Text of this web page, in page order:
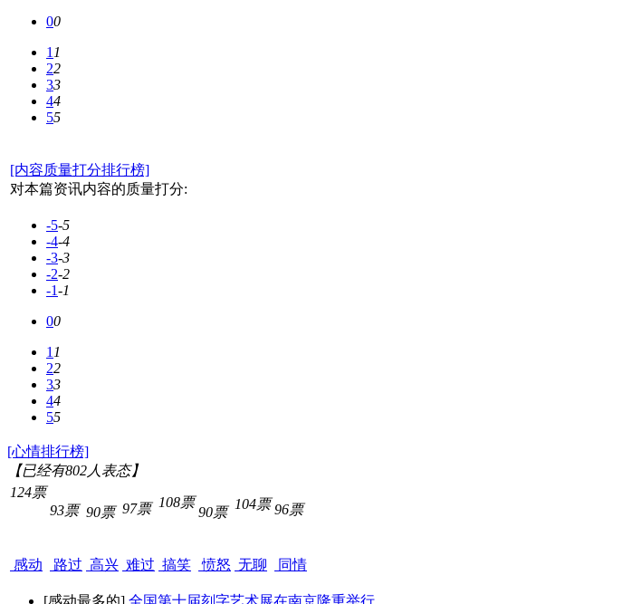
00
11
22
33
44
55
[内容质量打分排行榜]
对本篇资讯内容的质量打分:
-5-5
-4-4
-3-3
-2-2
-1-1
00
11
22
33
44
55
[心情排行榜]
【已经有802人表态】
124票
感动
93票
路过
90票
高兴
97票
难过
108票
搞笑
90票
愤怒
104票
无聊
96票
同情